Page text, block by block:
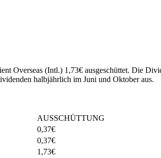
Overseas (Intl.) 1,73€ ausgeschüttet. Die
halbjährlich im Juni und Oktober aus.
AUSSCHÜTTUNG
0,37€
0,37€
1,73€